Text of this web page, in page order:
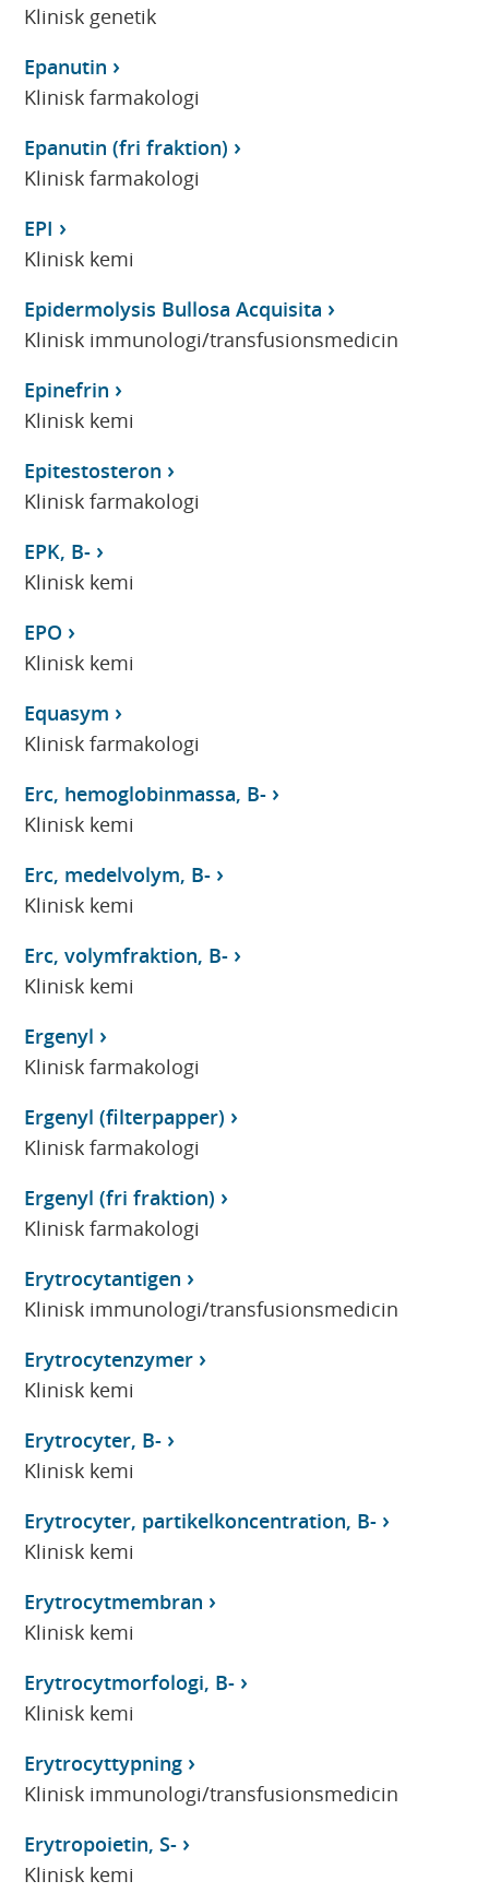
Klinisk genetik
Epanutin
Klinisk farmakologi
Epanutin (fri fraktion)
Klinisk farmakologi
EPI
Klinisk kemi
Epidermolysis Bullosa Acquisita
Klinisk immunologi/transfusionsmedicin
Epinefrin
Klinisk kemi
Epitestosteron
Klinisk farmakologi
EPK, B-
Klinisk kemi
EPO
Klinisk kemi
Equasym
Klinisk farmakologi
Erc, hemoglobinmassa, B-
Klinisk kemi
Erc, medelvolym, B-
Klinisk kemi
Erc, volymfraktion, B-
Klinisk kemi
Ergenyl
Klinisk farmakologi
Ergenyl (filterpapper)
Klinisk farmakologi
Ergenyl (fri fraktion)
Klinisk farmakologi
Erytrocytantigen
Klinisk immunologi/transfusionsmedicin
Erytrocytenzymer
Klinisk kemi
Erytrocyter, B-
Klinisk kemi
Erytrocyter, partikelkoncentration, B-
Klinisk kemi
Erytrocytmembran
Klinisk kemi
Erytrocytmorfologi, B-
Klinisk kemi
Erytrocyttypning
Klinisk immunologi/transfusionsmedicin
Erytropoietin, S-
Klinisk kemi